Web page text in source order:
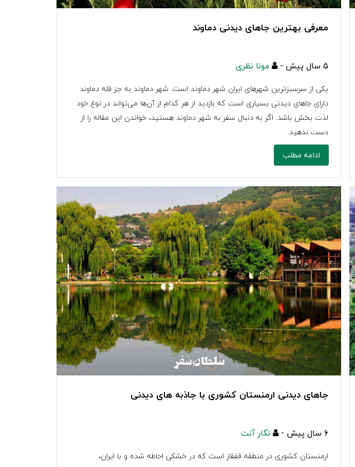
معرفی بهترین جاهای دیدنی دماوند
5 سال پیش - مونا نظری
یکی از سرسبزترین شهرهای ایران شهر دماوند است. شهر دماوند به جز قله دماوند
دارای جاهای دیدنی بسیاری است که بازدید از هر کدام از آن‌ها می‌تواند در نوع خود
لذت بخش باشد. اگر به دنبال سفر به شهر دماوند هستید، خواندن این مقاله را از
دست ندهید.
ادامه مطلب
جاهای دیدنی ارمنستان کشوری با جاذبه های دیدنی
6 سال پیش - نگار آنت
ارمنستان کشوری در منطقه قفقاز است که در خشکی احاطه شده و با ایران،